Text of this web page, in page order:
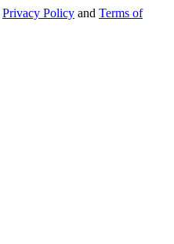
Privacy Policy and Terms of